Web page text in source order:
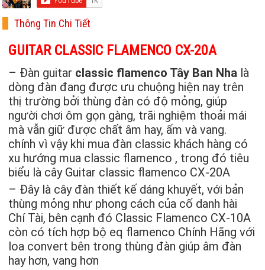
Thông Tin Chi Tiết
GUITAR CLASSIC FLAMENCO CX-20A
– Đàn guitar classic flamenco Tây Ban Nha là
dòng đàn đang được ưu chuộng hiện nay trên
thị trường bởi thùng đàn có độ mỏng, giúp
người chơi ôm gọn gàng, trãi nghiệm thoải mái
mà vẫn giữ được chất âm hay, ấm và vang.
chính vì vậy khi mua đàn classic khách hàng có
xu hướng mua classic flamenco , trong đó tiêu
biểu là cây Guitar classic flamenco CX-20A
– Đây là cây đàn thiết kế dáng khuyết, với bản
thùng mỏng như phong cách của cố danh hài
Chí Tài, bên cạnh đó Classic Flamenco CX-10A
còn có tích hợp bộ eq flamenco Chính Hãng với
loa convert bên trong thùng đàn giúp âm đàn
hay hơn, vang hơn